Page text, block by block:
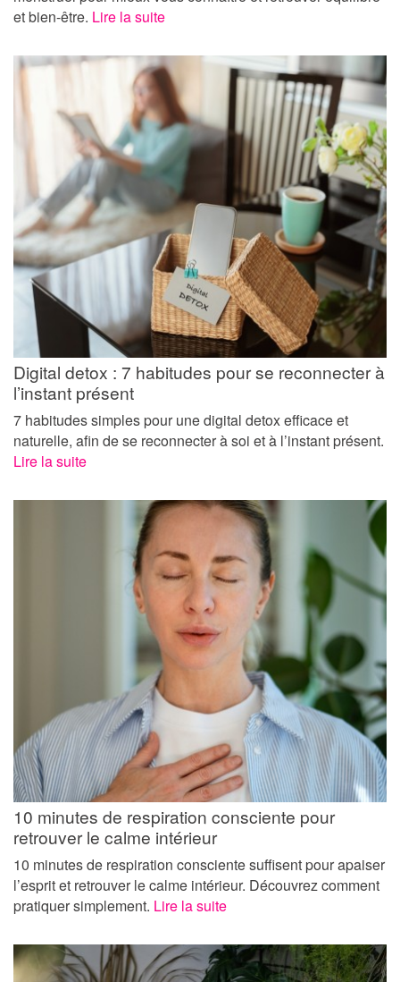
et bien-être. Lire la suite
Digital detox : 7 habitudes pour se reconnecter à
l’instant présent
7 habitudes simples pour une digital detox efficace et
naturelle, afin de se reconnecter à soi et à l’instant présent.
Lire la suite
10 minutes de respiration consciente pour
retrouver le calme intérieur
10 minutes de respiration consciente suffisent pour apaiser
l’esprit et retrouver le calme intérieur. Découvrez comment
pratiquer simplement. Lire la suite